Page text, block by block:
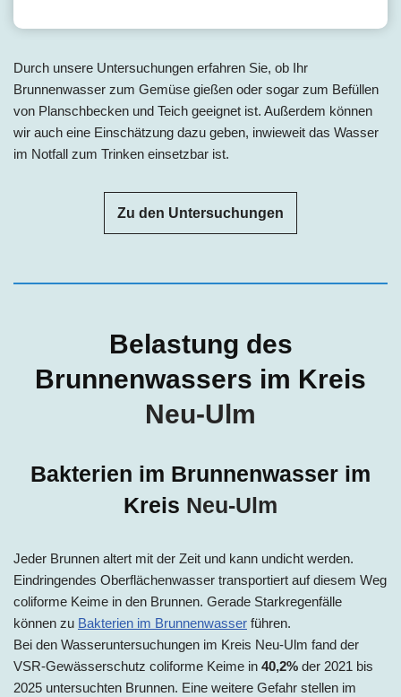
Durch unsere Untersuchungen erfahren Sie, ob Ihr
Brunnenwasser zum Gemüse gießen oder sogar zum Befüllen
von Planschbecken und Teich geeignet ist. Außerdem können
wir auch eine Einschätzung dazu geben, inwieweit das Wasser
im Notfall zum Trinken einsetzbar ist.
Zu den Untersuchungen
Belastung des
Brunnenwassers im Kreis
Neu-Ulm
Bakterien im Brunnenwasser im
Kreis Neu-Ulm
Jeder Brunnen altert mit der Zeit und kann undicht werden.
Eindringendes Oberflächenwasser transportiert auf diesem Weg
coliforme Keime in den Brunnen. Gerade Starkregenfälle
können zu Bakterien im Brunnenwasser führen.
Bei den Wasseruntersuchungen im Kreis Neu-Ulm fand der
VSR-Gewässerschutz coliforme Keime in 40,2% der 2021 bis
2025 untersuchten Brunnen. Eine weitere Gefahr stellen im